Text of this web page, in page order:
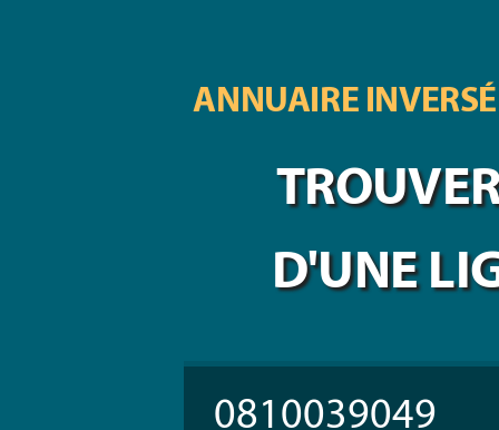
ANNUAIRE
D'UNE